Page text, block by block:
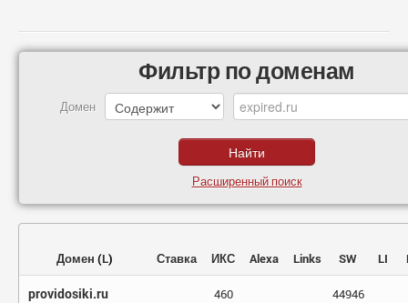
Фильтр по доменам
Домен
Расширенный поиск
Домен (L) Ставка ИКС Alexa Links SW LI
providosiki.ru 460 44946